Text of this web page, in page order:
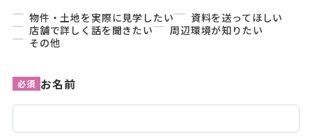
物件・土地を実際に見学したい
資料を送ってほしい
店舗で詳しく話を聞きたい
周辺環境が知りたい
その他
必須 お名前